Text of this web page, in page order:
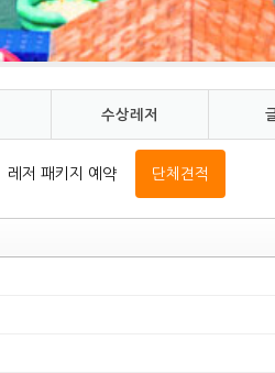
수상레저
레저 패키지 예약 단체견적